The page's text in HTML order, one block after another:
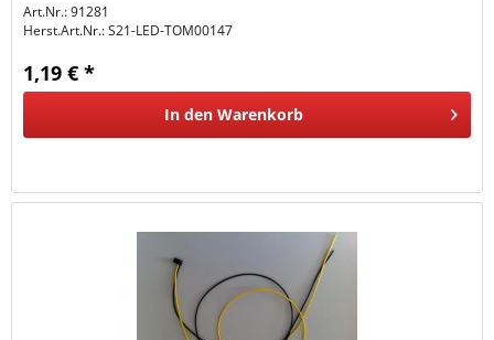
Art.Nr.: 91281
Herst.Art.Nr.:S21-LED-TOM00147
1,19 € *
In den Warenkorb